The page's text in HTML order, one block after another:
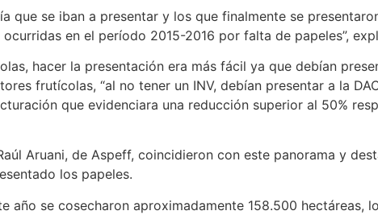
que se iban a presentar y los que finalmente se
en el período 2015-2016 por falta de papeles”,
hacer la presentación era más fácil ya que debían
frutícolas, “al no tener un INV, debían presentar a la
que evidenciara una reducción superior al 50%
Aruani, de Aspeff, coincidieron con este panorama y
los papeles.
año se cosecharon aproximadamente 158.500